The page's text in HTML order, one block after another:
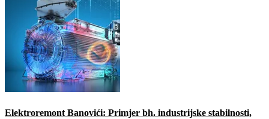
Elektroremont Banovići: Primjer bh. industrijske stabilnosti,